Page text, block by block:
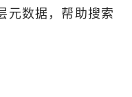
元数据，帮助搜索